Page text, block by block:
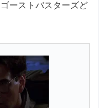
ーストバスターズど